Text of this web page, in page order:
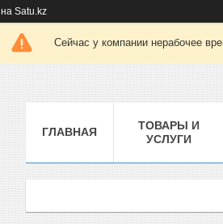
на Satu.kz
Сейчас у компании нерабочее
ГЛАВНАЯ
ТОВАРЫ И
УСЛУГИ